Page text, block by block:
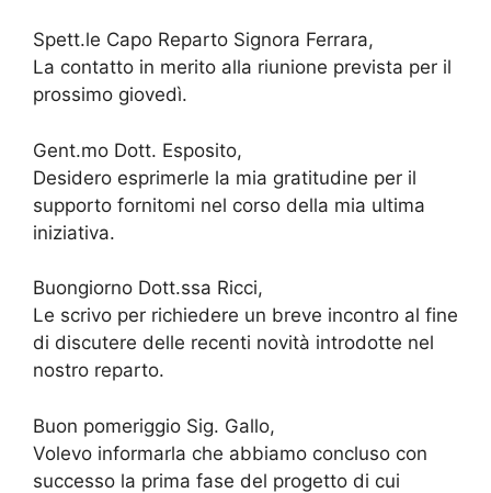
Spett.le Capo Reparto Signora Ferrara,
La contatto in merito alla riunione prevista per il
prossimo giovedì.
Gent.mo Dott. Esposito,
Desidero esprimerle la mia gratitudine per il
supporto fornitomi nel corso della mia ultima
iniziativa.
Buongiorno Dott.ssa Ricci,
Le scrivo per richiedere un breve incontro al fine
di discutere delle recenti novità introdotte nel
nostro reparto.
Buon pomeriggio Sig. Gallo,
Volevo informarla che abbiamo concluso con
successo la prima fase del progetto di cui